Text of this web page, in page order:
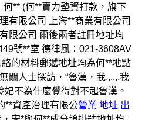
** (何**賣力墊資打款，旗下
有限公司 上海**商業有限公司
限公司 爾後兩者註冊地址均
號**室 德律風：021-3608AV
的材料郵遞地址均為何**地點
關人士探訪，“魯漢，我,,,,,,我
妃不為什麼覺得對不起魯漢。
**資產治理有限公營業 地址 出